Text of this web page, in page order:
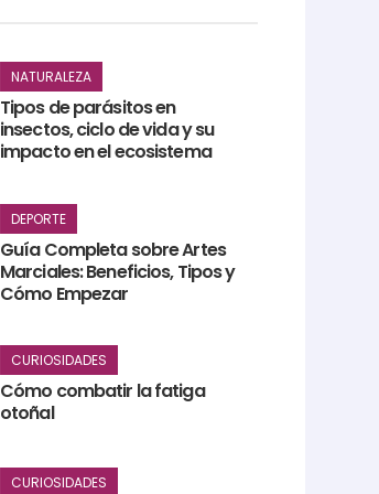
NATURALEZA
Tipos de parásitos en
insectos, ciclo de vida y su
impacto en el ecosistema
DEPORTE
Guía Completa sobre Artes
Marciales: Beneficios, Tipos y
Cómo Empezar
CURIOSIDADES
Cómo combatir la fatiga
otoñal
CURIOSIDADES